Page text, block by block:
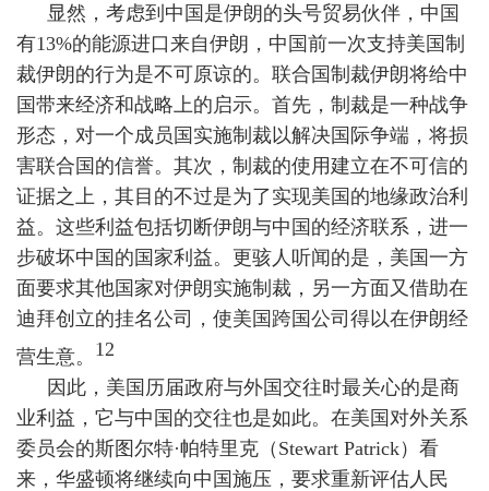
显然，考虑到中国是伊朗的头号贸易伙伴，中国
有13%的能源进口来自伊朗，中国前一次支持美国制
裁伊朗的行为是不可原谅的。联合国制裁伊朗将给中
国带来经济和战略上的启示。首先，制裁是一种战争
形态，对一个成员国实施制裁以解决国际争端，将损
害联合国的信誉。其次，制裁的使用建立在不可信的
证据之上，其目的不过是为了实现美国的地缘政治利
益。这些利益包括切断伊朗与中国的经济联系，进一
步破坏中国的国家利益。更骇人听闻的是，美国一方
面要求其他国家对伊朗实施制裁，另一方面又借助在
迪拜创立的挂名公司，使美国跨国公司得以在伊朗经
营生意。 12
因此，美国历届政府与外国交往时最关心的是商
业利益，它与中国的交往也是如此。在美国对外关系
委员会的斯图尔特·帕特里克（ Stewart Patrick）看
来，华盛顿将继续向中国施压，要求重新评估人民